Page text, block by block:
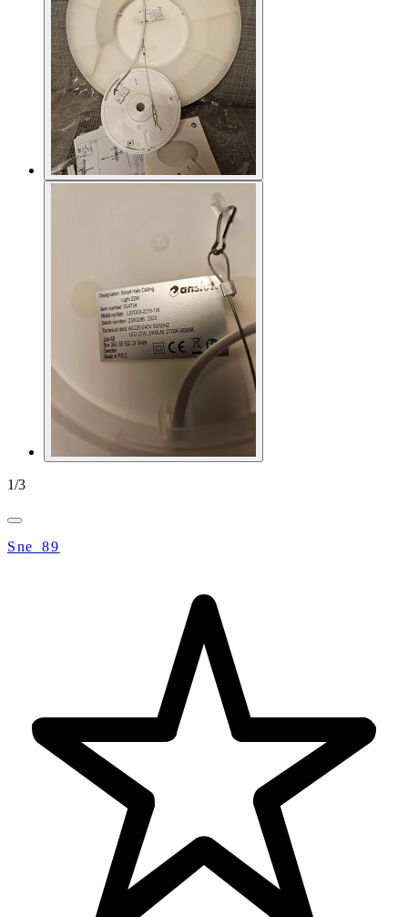
1/3
Sne_89